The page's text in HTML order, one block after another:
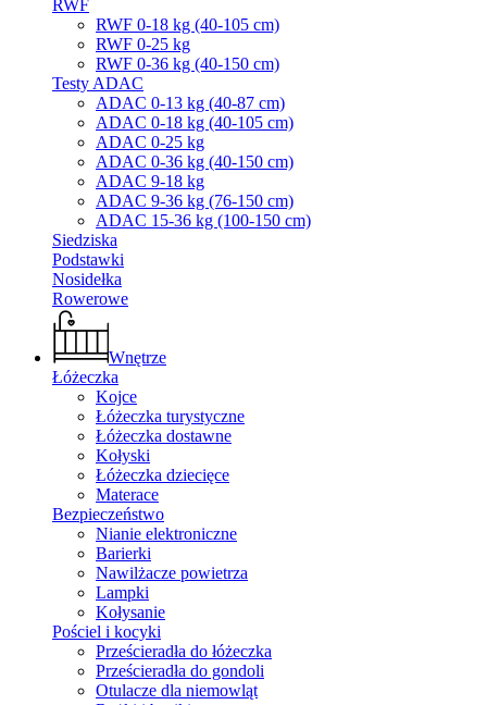
RWF
RWF 0-18 kg (40-105 cm)
RWF 0-25 kg
RWF 0-36 kg (40-150 cm)
Testy ADAC
ADAC 0-13 kg (40-87 cm)
ADAC 0-18 kg (40-105 cm)
ADAC 0-25 kg
ADAC 0-36 kg (40-150 cm)
ADAC 9-18 kg
ADAC 9-36 kg (76-150 cm)
ADAC 15-36 kg (100-150 cm)
Siedziska
Podstawki
Nosidełka
Rowerowe
Wnętrze
Łóżeczka
Kojce
Łóżeczka turystyczne
Łóżeczka dostawne
Kołyski
Łóżeczka dziecięce
Materace
Bezpieczeństwo
Nianie elektroniczne
Barierki
Nawilżacze powietrza
Lampki
Kołysanie
Pościel i kocyki
Prześcieradła do łóżeczka
Prześcieradła do gondoli
Otulacze dla niemowląt